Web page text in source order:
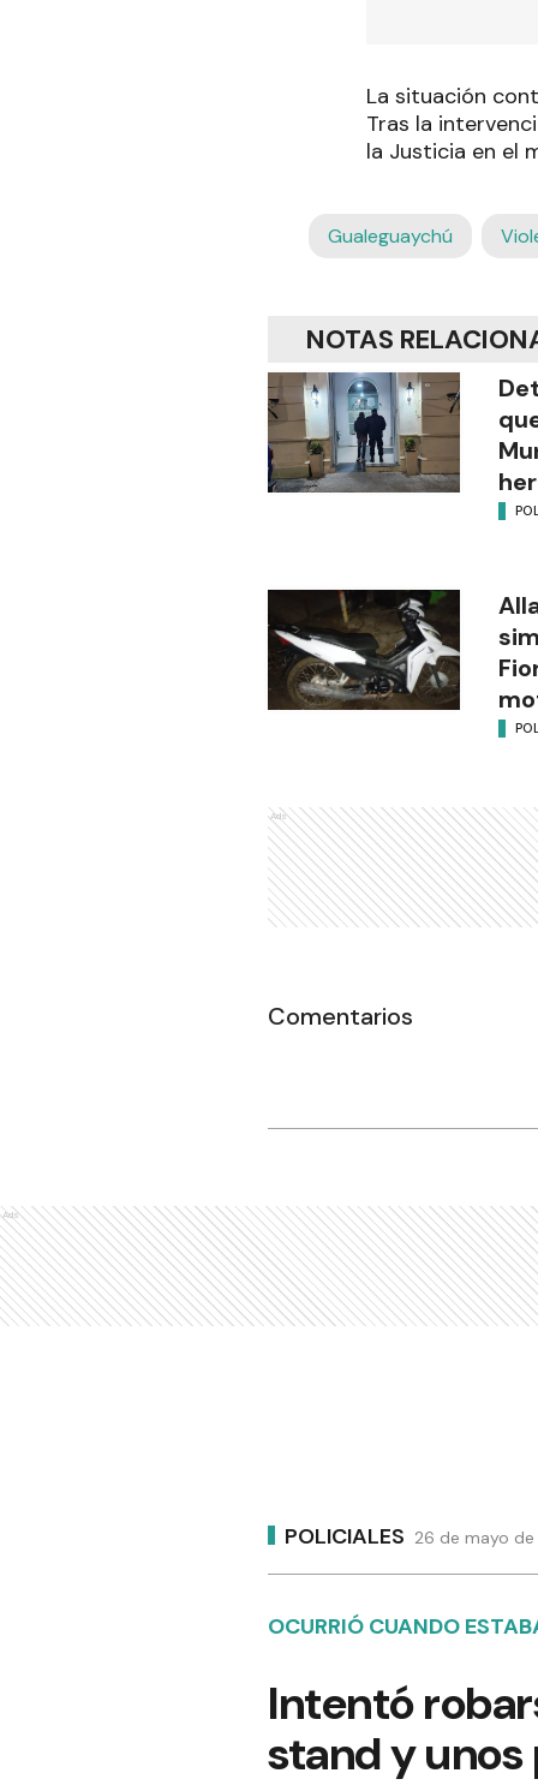
La situación
Tras la
la Justicia en el
Gualeguaychú
NOTAS
Ads
Comentarios
Ads
POLICIALES 26 de mayo de
OCURRIÓ CUANDO
Intentó
stand y